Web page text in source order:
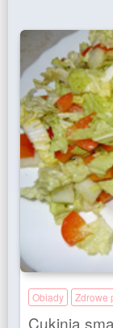
Obiady Zdrowe
Cukinia